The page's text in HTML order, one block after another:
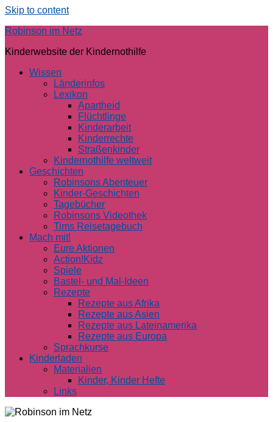
Skip to content
Robinson im Netz
Kinderwebsite der Kindernothilfe
Wissen
Länderinfos
Lexikon
Apartheid
Flüchtlinge
Kinderarbeit
Kinderrechte
Straßenkinder
Kindernothilfe weltweit
Geschichten
Robinsons Abenteuer
Kinder-Geschichten
Tagebücher
Robinsons Videothek
Tims Reisetagebuch
Mach mit!
Eure Aktionen
Action!Kidz
Spiele
Bastel- und Mal-Ideen
Rezepte
Rezepte aus Afrika
Rezepte aus Asien
Rezepte aus Lateinamerika
Rezepte aus Europa
Sprachkurse
Kinderladen
Materialien
Kinder, Kinder Hefte
Links